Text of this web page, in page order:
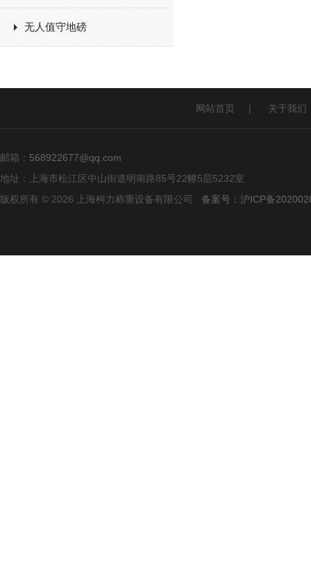
无人值守地磅
网站首页 | 关于我们
邮箱： 568922677@qq.com
地址：上海市松江区中山街道明南路85号22幢5层5232室
版权所有 © 2026 上海柯力称重设备有限公司 备案号：沪ICP备